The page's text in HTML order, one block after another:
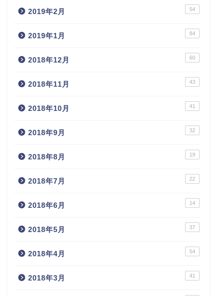
2019年2月 54
2019年1月 84
2018年12月 60
2018年11月 43
2018年10月 41
2018年9月 32
2018年8月 19
2018年7月 22
2018年6月 14
2018年5月 37
2018年4月 54
2018年3月 41